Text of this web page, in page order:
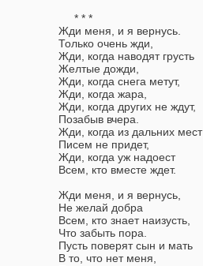
* * *
Жди меня, и я вернусь.
Только очень жди,
Жди, когда наводят грусть
Желтые дожди,
Жди, когда снега метут,
Жди, когда жара,
Жди, когда других не ждут,
Позабыв вчера.
Жди, когда из дальних мест
Писем не придет,
Жди, когда уж надоест
Всем, кто вместе ждет.
Жди меня, и я вернусь,
Не желай добра
Всем, кто знает наизусть,
Что забыть пора.
Пусть поверят сын и мать
В то, что нет меня,